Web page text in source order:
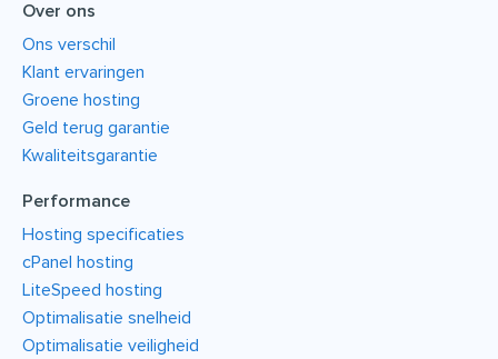
Over ons
Ons verschil
Klant ervaringen
Groene hosting
Geld terug garantie
Kwaliteitsgarantie
Performance
Hosting specificaties
cPanel hosting
LiteSpeed hosting
Optimalisatie snelheid
Optimalisatie veiligheid